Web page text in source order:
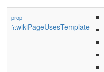
prop-
fr:wikiPageUsesTemplate